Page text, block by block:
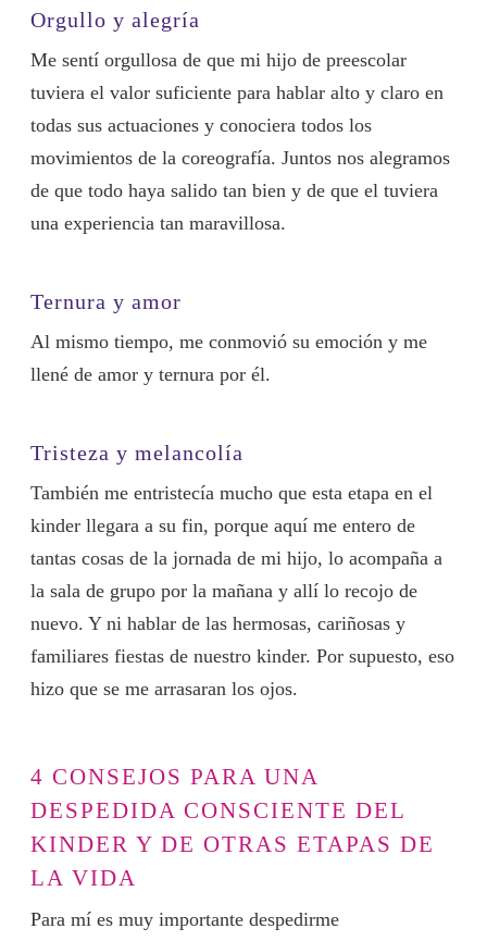
Orgullo y alegría
Me sentí orgullosa de que mi hijo de preescolar
tuviera el valor suficiente para hablar alto y claro en
todas sus actuaciones y conociera todos los
movimientos de la coreografía. Juntos nos alegramos
de que todo haya salido tan bien y de que el tuviera
una experiencia tan maravillosa.
Ternura y amor
Al mismo tiempo, me conmovió su emoción y me
llené de amor y ternura por él.
Tristeza y melancolía
También me entristecía mucho que esta etapa en el
kinder llegara a su fin, porque aquí me entero de
tantas cosas de la jornada de mi hijo, lo acompaña a
la sala de grupo por la mañana y allí lo recojo de
nuevo. Y ni hablar de las hermosas, cariñosas y
familiares fiestas de nuestro kinder. Por supuesto, eso
hizo que se me arrasaran los ojos.
4 CONSEJOS PARA UNA
DESPEDIDA CONSCIENTE DEL
KINDER Y DE OTRAS ETAPAS DE
LA VIDA
Para mí es muy importante despedirme